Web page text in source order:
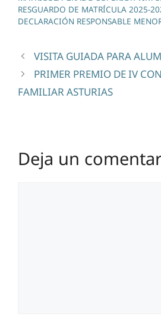
RESGUARDO DE MATRÍCULA 2025-
DECLARACIÓN RESPONSABLE
VISITA GUIADA PARA
PRIMER PREMIO DE IV
FAMILIAR ASTURIAS
Deja un